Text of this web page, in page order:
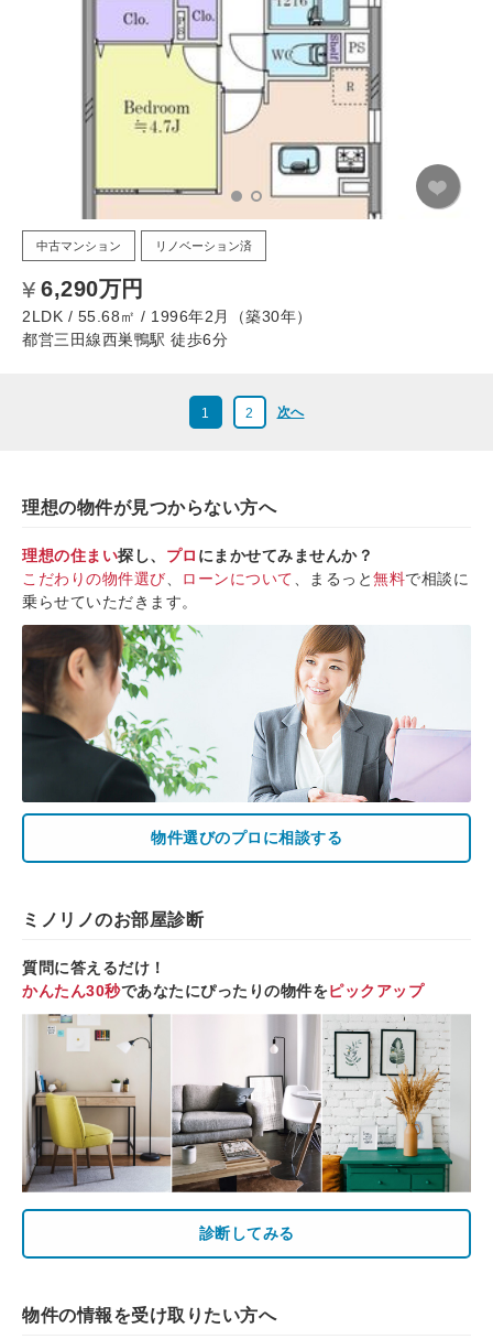
中古マンション リノベーション済
6,290万円
2LDK / 55.68㎡ / 1996年2月（築30年）
都営三田線西巣鴨駅 徒歩6分
1 2 次へ
理想の物件が見つからない方へ
理想の住まい探し、 プロ にまかせてみませんか？
こだわりの物件選び
ローンについて 、まるっと無料で相談に
乗らせていただきます。
物件選びのプロに相談する
ミノリノのお部屋診断
質問に答えるだけ！
かんたん30秒であなたにぴったりの物件をピックアップ
診断してみる
物件の情報を受け取りたい方へ